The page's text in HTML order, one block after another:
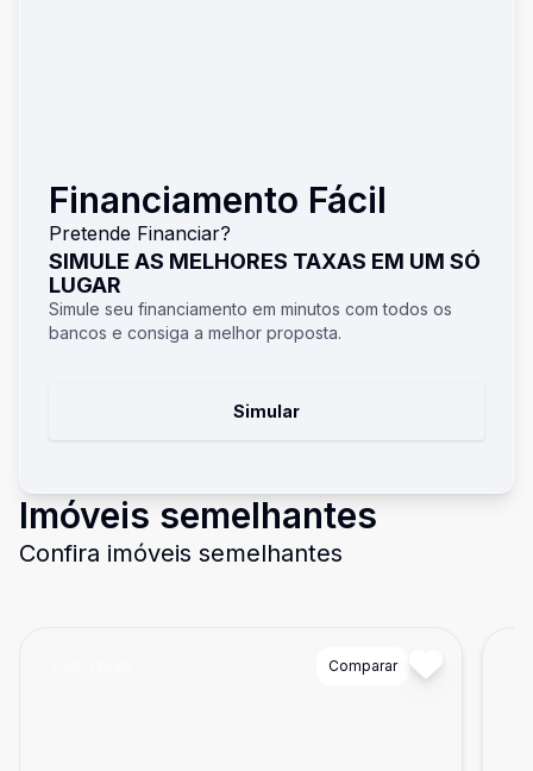
Financiamento Fácil
Pretende Financiar?
SIMULE AS MELHORES TAXAS EM UM SÓ
LUGAR
Simule seu financiamento em minutos com todos os
bancos e consiga a melhor proposta.
Simular
Imóveis semelhantes
Confira imóveis semelhantes
Comparar